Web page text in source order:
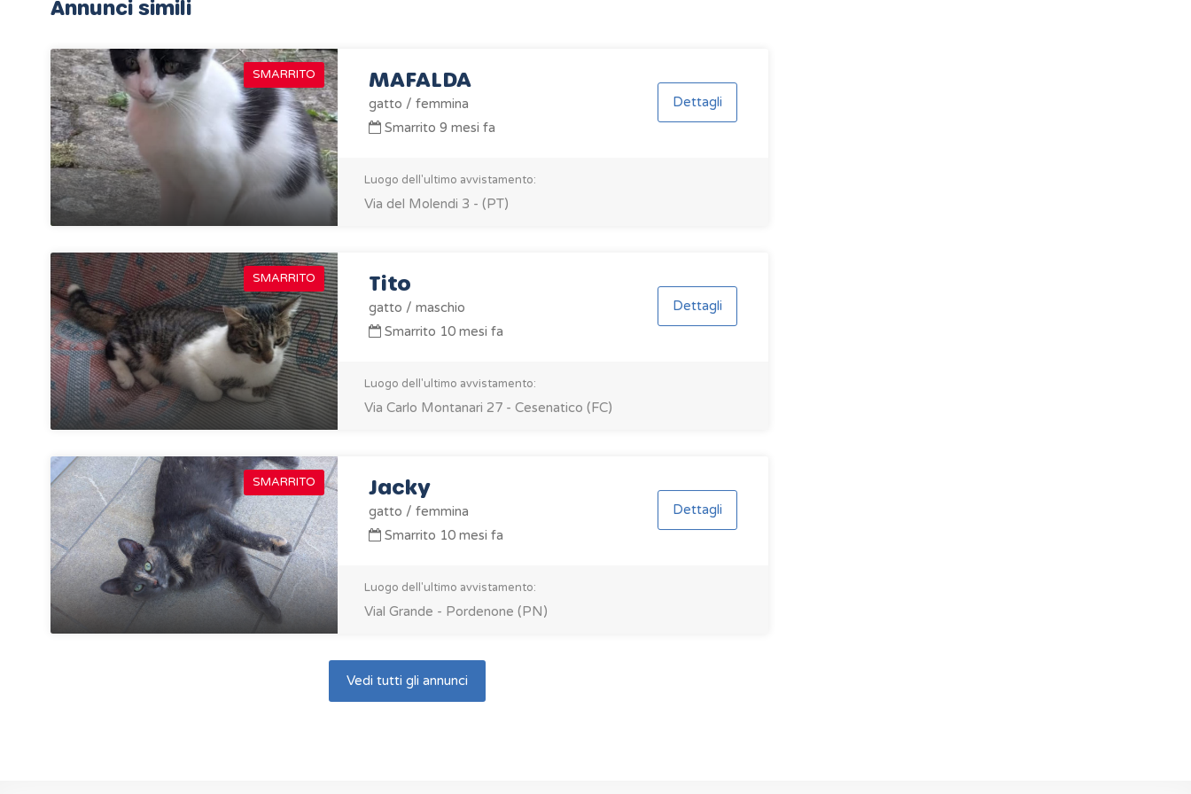
Annunci simili
SMARRITO MAFALDA
gatto / femmina
Smarrito 9 mesi fa
Dettagli
Luogo dell'ultimo avvistamento:
Via del Molendi 3 - (PT)
SMARRITO Tito
gatto / maschio
Smarrito 10 mesi fa
Dettagli
Luogo dell'ultimo avvistamento:
Via Carlo Montanari 27 - Cesenatico (FC)
SMARRITO Jacky
gatto / femmina
Smarrito 10 mesi fa
Dettagli
Luogo dell'ultimo avvistamento:
Vial Grande - Pordenone (PN)
Vedi tutti gli annunci